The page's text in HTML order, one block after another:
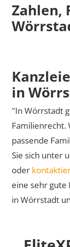
Zahlen,
in
"In Wörrstadt
Familienrecht.
passende
Sie sich unter
oder
eine sehr gute
in Wörrstadt